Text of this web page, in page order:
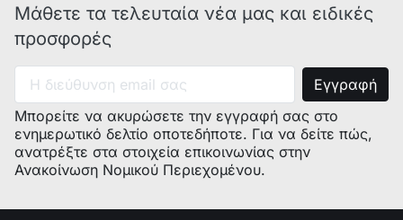
industrial code : 80428450000
industrial code : 80127360000
model(MOD) : BA47TXEU
commercial code : F012743
industrial code : 80127430000
model(MOD) : AVL85EU industrial
code : 80298450001
Μάθετε τα τελευταία νέα μας και ειδικές
προσφορές
Μπορείτε να ακυρώσετε την εγγραφή σας στο
ενημερωτικό δελτίο οποτεδήποτε. Για να δείτε πώς,
ανατρέξτε στα στοιχεία επικοινωνίας στην
Ανακοίνωση Νομικού Περιεχομένου.